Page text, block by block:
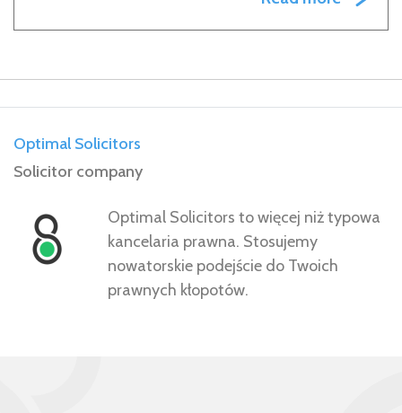
Optimal Solicitors
Solicitor company
Optimal Solicitors to więcej niż typowa
kancelaria prawna. Stosujemy
nowatorskie podejście do Twoich
prawnych kłopotów.